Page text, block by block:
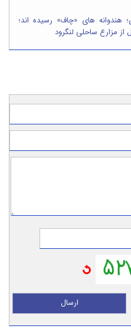
هندوانه های «چاف» رسیده اند؛
مزارع ساحلی لنگرود
ارسال